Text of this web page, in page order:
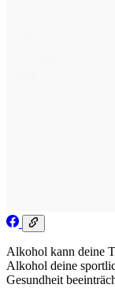
Alkohol kann deine
Alkohol deine
Gesundheit